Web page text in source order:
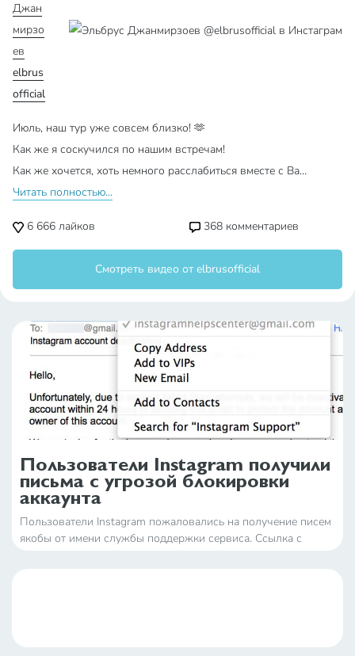
Джан
мирзо
ев
elbrus
official
Июль, наш тур уже совсем близко! 🫶
Как же я соскучился по нашим встречам!
Как же хочется, хоть немного расслабиться вместе с Ва…
Читать полностью...
6 666 лайков 368 комментариев
Смотреть видео от elbrusofficial
Пользователи Instagram получили
письма с угрозой блокировки
аккаунта
Пользователи Instagram пожаловались на получение писем
якобы от имени службы поддержки сервиса. Ссылка с